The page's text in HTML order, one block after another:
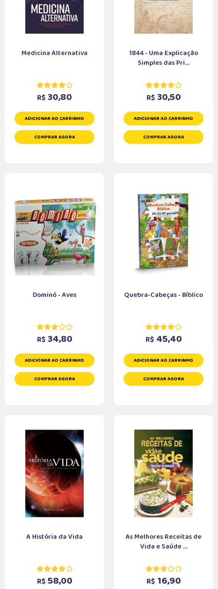
Medicina Alternativa
R$ 30,80
ADICIONAR AO CARRINHO
COMPRAR AGORA
1844 - Uma Explicação
Simples das Pri...
R$ 30,50
ADICIONAR AO CARRINHO
COMPRAR AGORA
Dominó - Aves
R$ 34,80
ADICIONAR AO CARRINHO
COMPRAR AGORA
Quebra-Cabeças - Bíblico
R$ 45,40
ADICIONAR AO CARRINHO
COMPRAR AGORA
A História da Vida
R$ 58,00
As Melhores Receitas de
Vida e Saúde ...
R$ 16,90